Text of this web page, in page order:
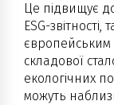
Це підвищує
ESG-
європейським
складової
екологічних
можуть